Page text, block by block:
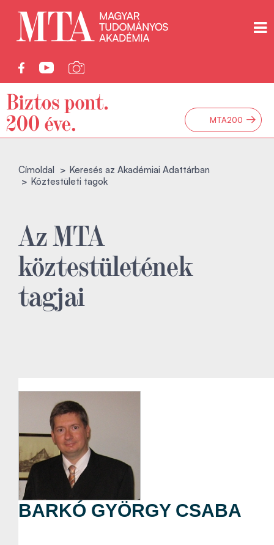
MTA200 →
Címoldal
Keresés az Akadémiai Adattárban
Köztestületi tagok
Az MTA
köztestületének
tagjai
BARKÓ GYÖRGY CSABA